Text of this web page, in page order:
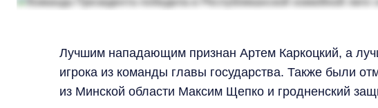
Лучшим нападающим признан Артем Каркоцкий, а
игрока из команды главы государства. Также были
из Минской области Максим Щепко и гродненский